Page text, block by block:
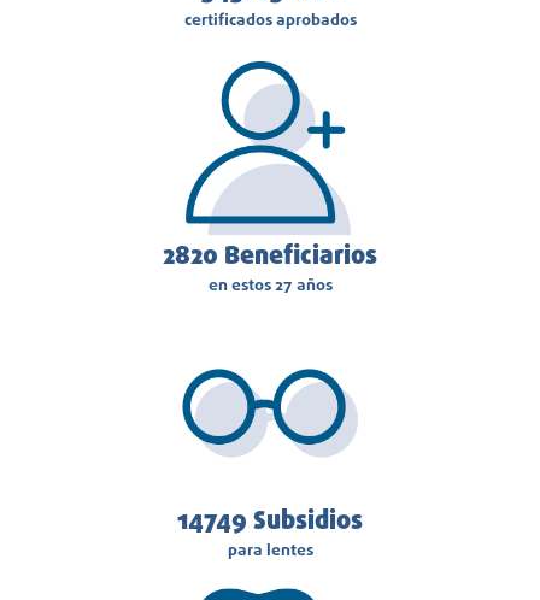
certificados aprobados
3380 Beneficiarios
en estos 27 años
14749Subsidios
para lentes